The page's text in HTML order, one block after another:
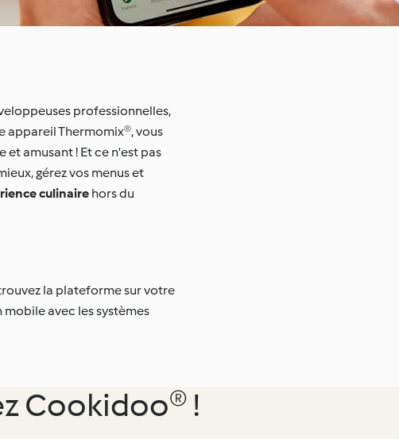
professionnelles,
appareil Thermomix®, vous
et amusant ! Et ce n'est pas
gérez vos menus et
culinaire hors du
la plateforme sur votre
avec les systèmes
Cookidoo® !